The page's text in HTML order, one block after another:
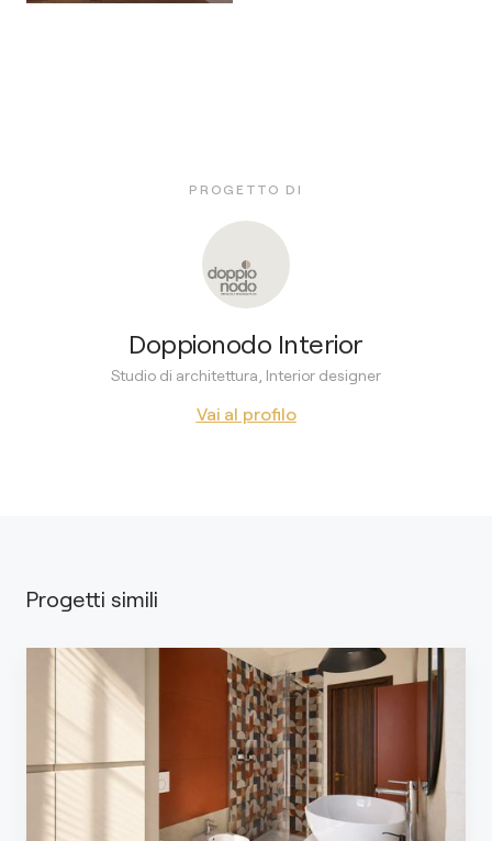
PROGETTO DI
Doppionodo Interior
Studio di architettura, Interior designer
Vai al profilo
Progetti simili